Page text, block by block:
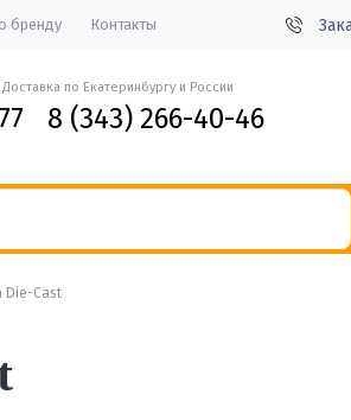
бренду Контакты
по Екатеринбургу и России
8 (343) 266-40-46
Die-Cast